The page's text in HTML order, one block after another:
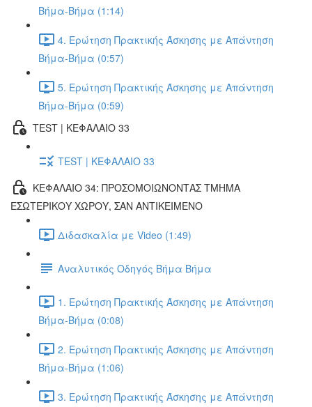
Βήμα-Βήμα (1:14)
4. Ερώτηση Πρακτικής Άσκησης με Απάντηση
Βήμα-Βήμα (0:57)
5. Ερώτηση Πρακτικής Άσκησης με Απάντηση
Βήμα-Βήμα (0:59)
TEST | ΚΕΦΑΛΑΙΟ 33
TEST | ΚΕΦΑΛΑΙΟ 33
ΚΕΦΑΛΑΙΟ 34: ΠΡΟΣΟΜΟΙΩΝΟΝΤΑΣ ΤΜΗΜΑ
ΕΣΩΤΕΡΙΚΟΥ ΧΩΡΟΥ, ΣΑΝ ΑΝΤΙΚΕΙΜΕΝΟ
Διδασκαλία με Video (1:49)
Αναλυτικός Οδηγός Βήμα Βήμα
1. Ερώτηση Πρακτικής Άσκησης με Απάντηση
Βήμα-Βήμα (0:08)
2. Ερώτηση Πρακτικής Άσκησης με Απάντηση
Βήμα-Βήμα (1:06)
3. Ερώτηση Πρακτικής Άσκησης με Απάντηση